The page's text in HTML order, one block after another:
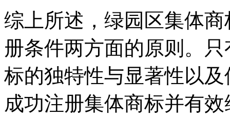
综上所述，绿园区集体
册条件两方面的原则。
标的独特性与显著性以
成功注册集体商标并有